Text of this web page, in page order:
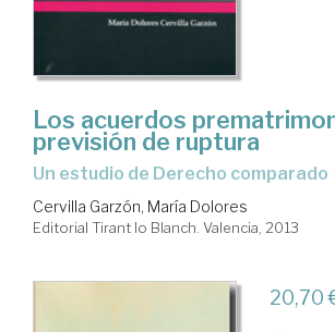
Los acuerdos
previsión de ruptura
un estudio de Derecho comparado
Cervilla Garzón, María Dolores
Editorial Tirant lo Blanch. Valencia, 2013
20,70